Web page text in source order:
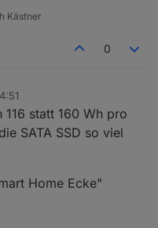
Kästner
0
statt 160 Wh pro
SATA SSD so viel
Home Ecke"